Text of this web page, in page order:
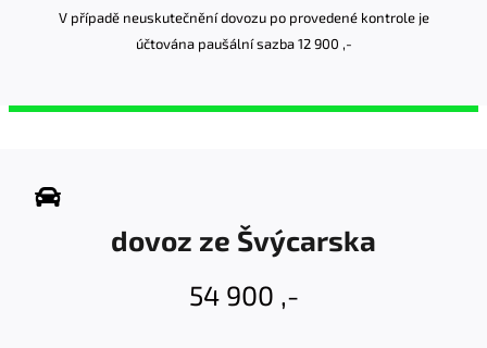
V případě neuskutečnění dovozu po provedené kontrole je
účtována paušální sazba 12 900 ,-
dovoz ze Švýcarska
54 900 ,-